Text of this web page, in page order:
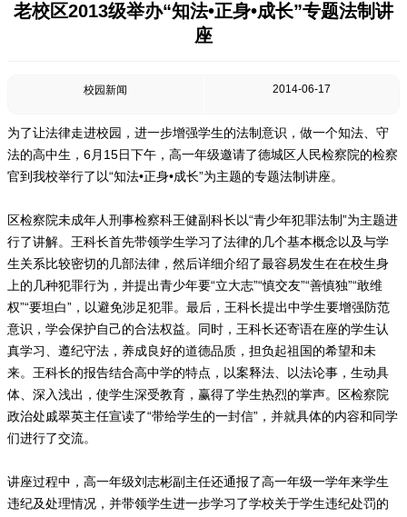
老校区2013级举办“知法•正身•成长”专题法制讲
座
校园新闻 2014-06-17
为了让法律走进校园，进一步增强学生的法制意识，做一个知法、守
法的高中生，6月15日下午，高一年级邀请了德城区人民检察院的检察
官到我校举行了以“知法•正身•成长”为主题的专题法制讲座。
区检察院未成年人刑事检察科王健副科长以“青少年犯罪法制”为主题进
行了讲解。王科长首先带领学生学习了法律的几个基本概念以及与学
生关系比较密切的几部法律，然后详细介绍了最容易发生在在校生身
上的几种犯罪行为，并提出青少年要“立大志”“慎交友”“善慎独”“敢维
权”“要坦白”，以避免涉足犯罪。最后，王科长提出中学生要增强防范
意识，学会保护自己的合法权益。同时，王科长还寄语在座的学生认
真学习、遵纪守法，养成良好的道德品质，担负起祖国的希望和未
来。王科长的报告结合高中学的特点，以案释法、以法论事，生动具
体、深入浅出，使学生深受教育，赢得了学生热烈的掌声。区检察院
政治处戚翠英主任宣读了“带给学生的一封信”，并就具体的内容和同学
们进行了交流。
讲座过程中，高一年级刘志彬副主任还通报了高一年级一学年来学生
违纪及处理情况，并带领学生进一步学习了学校关于学生违纪处罚的